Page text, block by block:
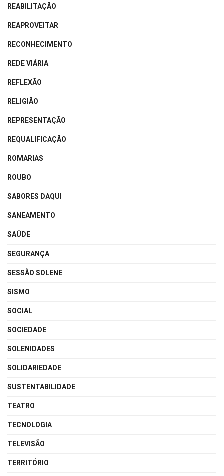
REABILITAÇÃO
REAPROVEITAR
RECONHECIMENTO
REDE VIÁRIA
REFLEXÃO
RELIGIÃO
REPRESENTAÇÃO
REQUALIFICAÇÃO
ROMARIAS
ROUBO
SABORES DAQUI
SANEAMENTO
SAÚDE
SEGURANÇA
SESSÃO SOLENE
SISMO
SOCIAL
SOCIEDADE
SOLENIDADES
SOLIDARIEDADE
SUSTENTABILIDADE
TEATRO
TECNOLOGIA
TELEVISÃO
TERRITÓRIO